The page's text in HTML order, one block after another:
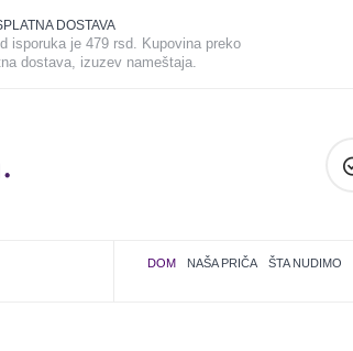
DOSTAVA
isporuka je 479 rsd. Kupovina preko
dostava, izuzev nameštaja.
DOM NAŠA PRIČA ŠTA NUDIMO